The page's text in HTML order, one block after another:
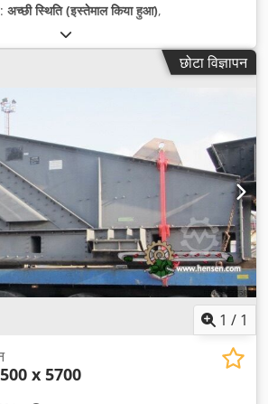
अच्छी स्थिति (इस्तेमाल किया हुआ),
छोटा विज्ञापन
1 / 1
x 5700